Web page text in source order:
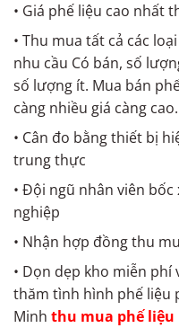
• Giá phế liệu cao nhất
• Thu mua tất cả các
nhu cầu Có bán, số
số lượng ít. Mua bán
càng nhiều giá càng cao.
• Cân đo bằng thiết bị
trung thực
• Đội ngũ nhân viên
nghiệp
• Nhận hợp đồng thu
• Dọn dẹp kho miễn
thăm tình hình phế liệu
Minh thu mua phế liệu